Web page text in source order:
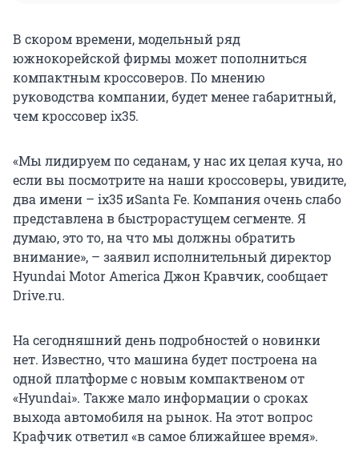
В скором времени, модельный ряд
южнокорейской фирмы может пополниться
компактным кроссоверов. По мнению
руководства компании, будет менее габаритный,
чем кроссовер ix35.
«Мы лидируем по седанам, у нас их целая куча, но
если вы посмотрите на наши кроссоверы, увидите,
два имени – ix35 иSanta Fe. Компания очень слабо
представлена в быстрорастущем сегменте. Я
думаю, это то, на что мы должны обратить
внимание», – заявил исполнительный директор
Hyundai Motor America Джон Кравчик, сообщает
Drive.ru.
На сегодняшний день подробностей о новинки
нет. Известно, что машина будет построена на
одной платформе с новым компактвеном от
«Hyundai». Также мало информации о сроках
выхода автомобиля на рынок. На этот вопрос
Крафчик ответил «в самое ближайшее время».